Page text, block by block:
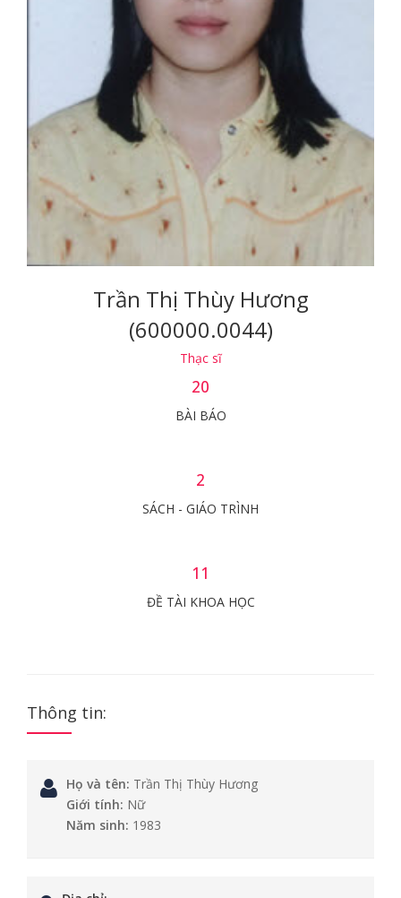
Trần Thị Thùy Hương
(600000.0044)
Thạc sĩ
20
BÀI BÁO
2
SÁCH - GIÁO TRÌNH
11
ĐỀ TÀI KHOA HỌC
Thông tin:
Họ và tên: Trần Thị Thùy Hương
Giới tính: Nữ
Năm sinh: 1983